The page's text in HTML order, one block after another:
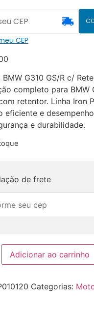
CEP
BMW G310 GS/R c/
completo para BMW
retentor. Linha Iron
eficiente e
e durabilidade.
de frete
Adicionar ao carrinho
Categorias: